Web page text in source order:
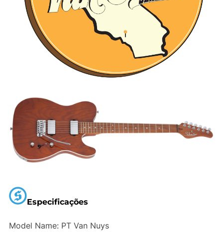
Especificações
Model Name: PT Van Nuys